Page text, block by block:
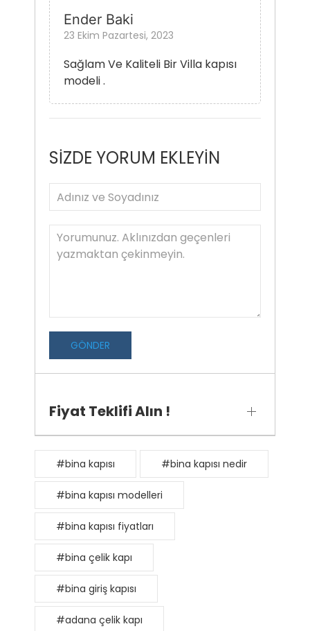
Ender Baki
23 Ekim Pazartesi, 2023
Sağlam Ve Kaliteli Bir Villa kapısı
modeli .
SİZDE YORUM EKLEYİN
GÖNDER
Fiyat Teklifi Alın !
#bina kapısı #bina kapısı nedir
#bina kapısı modelleri
#bina kapısı fiyatları
#bina çelik kapı
#bina giriş kapısı
#adana çelik kapı